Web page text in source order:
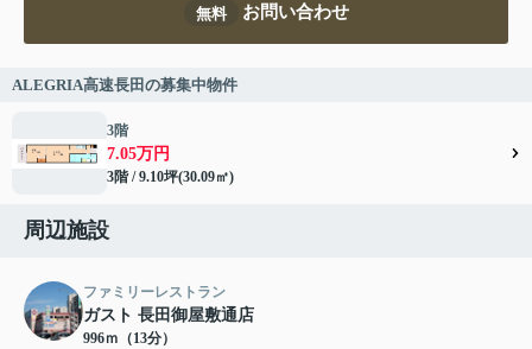
無料 お問い合わせ
ALEGRIA高速長田の募集中物件
3階
7.05万円
3階 / 9.10坪(30.09㎡)
周辺施設
ファミリーレストラン
ガスト 長田御屋敷通店
996ｍ（13分）